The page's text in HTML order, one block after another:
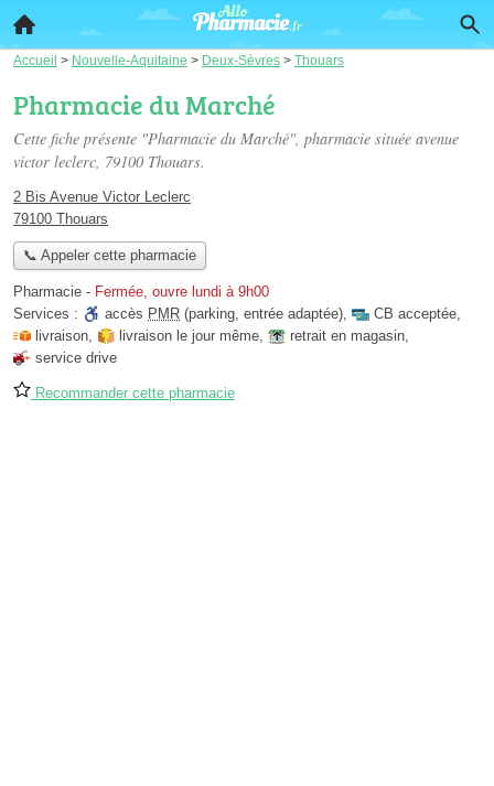
Accueil > Nouvelle-Aquitaine > Deux-Sèvres > Thouars
Pharmacie du Marché
Cette fiche présente "Pharmacie du Marché", pharmacie située avenue
victor leclerc, 79100 Thouars.
2 Bis Avenue Victor Leclerc
79100 Thouars
📞 Appeler cette pharmacie
Pharmacie - Fermée, ouvre lundi à 9h00
Services :
accès PMR (parking, entrée adaptée), CB acceptée,
livraison, livraison le jour même, retrait en magasin,
service drive
Recommander cette pharmacie